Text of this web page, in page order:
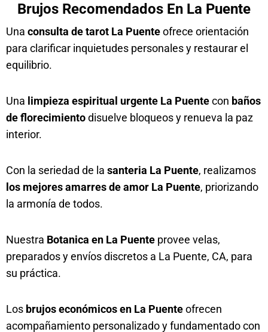
Brujos Recomendados En La Puente
Una consulta de tarot La Puenteofrece orientación
para clarificar inquietudes personales y restaurar el
equilibrio.
Una limpieza espiritual urgente La Puentecon baños
de florecimientodisuelve bloqueos y renueva la paz
interior.
Con la seriedad de la santeria La Puente, realizamos
los mejores amarres de amor La Puente, priorizando
la armonía de todos.
Nuestra Botanica en La Puente provee velas,
preparados y envíos discretos a La Puente, CA, para
su práctica.
Los brujos económicos en La Puenteofrecen
acompañamiento personalizado y fundamentado con